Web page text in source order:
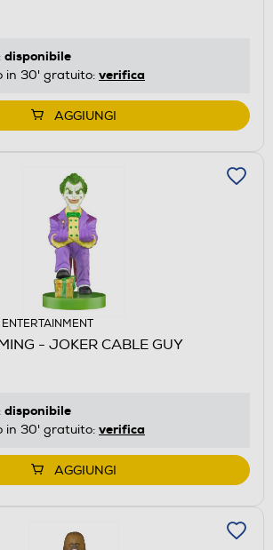
disponibile
in 30' gratuito: verifica
AGGIUNGI
- JOKER CABLE GUY
disponibile
in 30' gratuito: verifica
AGGIUNGI